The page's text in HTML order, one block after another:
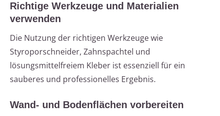
Richtige Werkzeuge und Materialien
verwenden
Die Nutzung der richtigen Werkzeuge wie
Styroporschneider, Zahnspachtel und
lösungsmittelfreiem Kleber ist essenziell für ein
sauberes und professionelles Ergebnis.
Wand- und Bodenflächen vorbereiten